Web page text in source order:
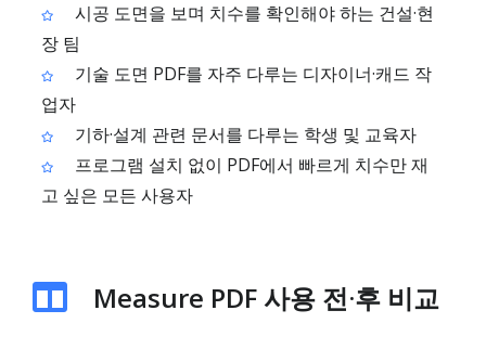
시공 도면을 보며 치수를 확인해야 하는 건설·현
장 팀
기술 도면 PDF를 자주 다루는 디자이너·캐드 작
업자
기하·설계 관련 문서를 다루는 학생 및 교육자
프로그램 설치 없이 PDF에서 빠르게 치수만 재
고 싶은 모든 사용자
Measure PDF 사용 전·후 비교